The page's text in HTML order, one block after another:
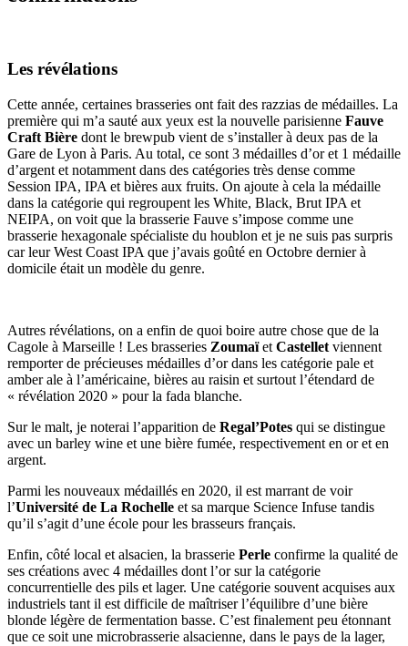
Les révélations
Cette année, certaines brasseries ont fait des razzias de médailles. La
première qui m’a sauté aux yeux est la nouvelle parisienne Fauve
Craft Bière dont le brewpub vient de s’installer à deux pas de la
Gare de Lyon à Paris. Au total, ce sont 3 médailles d’or et 1 médaille
d’argent et notamment dans des catégories très dense comme
Session IPA, IPA et bières aux fruits. On ajoute à cela la médaille
dans la catégorie qui regroupent les White, Black, Brut IPA et
NEIPA, on voit que la brasserie Fauve s’impose comme une
brasserie hexagonale spécialiste du houblon et je ne suis pas surpris
car leur West Coast IPA que j’avais goûté en Octobre dernier à
domicile était un modèle du genre.
Autres révélations, on a enfin de quoi boire autre chose que de la
Cagole à Marseille ! Les brasseries Zoumaïet Castellet viennent
remporter de précieuses médailles d’or dans les catégorie pale et
amber ale à l’américaine, bières au raisin et surtout l’étendard de
« révélation 2020 » pour la fada blanche.
Sur le malt, je noterai l’apparition de Regal’Potes qui se distingue
avec un barley wine et une bière fumée, respectivement en or et en
argent.
Parmi les nouveaux médaillés en 2020, il est marrant de voir
l’Université de La Rochelle et sa marque Science Infuse tandis
qu’il s’agit d’une école pour les brasseurs français.
Enfin, côté local et alsacien, la brasserie Perle confirme la qualité de
ses créations avec 4 médailles dont l’or sur la catégorie
concurrentielle des pils et lager. Une catégorie souvent acquises aux
industriels tant il est difficile de maîtriser l’équilibre d’une bière
blonde légère de fermentation basse. C’est finalement peu étonnant
que ce soit une microbrasserie alsacienne, dans le pays de la lager,